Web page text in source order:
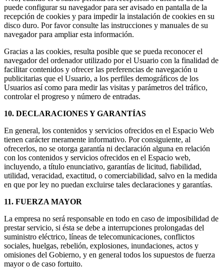
puede configurar su navegador para ser avisado en pantalla de la
recepción de cookies y para impedir la instalación de cookies en su
disco duro. Por favor consulte las instrucciones y manuales de su
navegador para ampliar esta información.
Gracias a las cookies, resulta posible que se pueda reconocer el
navegador del ordenador utilizado por el Usuario con la finalidad de
facilitar contenidos y ofrecer las preferencias de navegación u
publicitarias que el Usuario, a los perfiles demográficos de los
Usuarios así como para medir las visitas y parámetros del tráfico,
controlar el progreso y número de entradas.
10. DECLARACIONES Y GARANTÍAS
En general, los contenidos y servicios ofrecidos en el Espacio Web
tienen carácter meramente informativo. Por consiguiente, al
ofrecerlos, no se otorga garantía ni declaración alguna en relación
con los contenidos y servicios ofrecidos en el Espacio web,
incluyendo, a título enunciativo, garantías de licitud, fiabilidad,
utilidad, veracidad, exactitud, o comerciabilidad, salvo en la medida
en que por ley no puedan excluirse tales declaraciones y garantías.
11. FUERZA MAYOR
La empresa no será responsable en todo en caso de imposibilidad de
prestar servicio, si ésta se debe a interrupciones prolongadas del
suministro eléctrico, líneas de telecomunicaciones, conflictos
sociales, huelgas, rebelión, explosiones, inundaciones, actos y
omisiones del Gobierno, y en general todos los supuestos de fuerza
mayor o de caso fortuito.